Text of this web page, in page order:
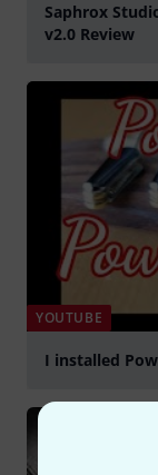
Saphrox
v2.0 Review
YOUTUBE
I installed
abspielen